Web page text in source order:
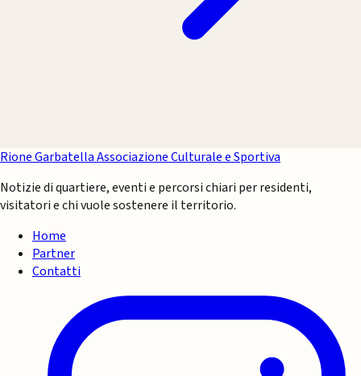
Rione GarbatellaAssociazione Culturale e Sportiva
Notizie di quartiere, eventi e percorsi chiari per residenti,
visitatori e chi vuole sostenere il territorio.
Home
Partner
Contatti